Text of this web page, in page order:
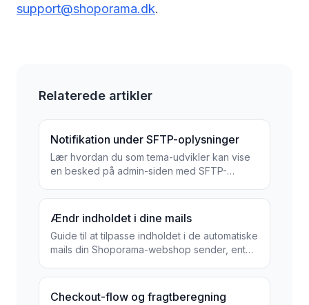
support@shoporama.dk.
Relaterede artikler
Notifikation under SFTP-oplysninger
Lær hvordan du som tema-udvikler kan vise
en besked på admin-siden med SFTP-
Ændr indholdet i dine mails
Guide til at tilpasse indholdet i de automatiske
mails din Shoporama-webshop sender, enten
Checkout-flow og fragtberegning